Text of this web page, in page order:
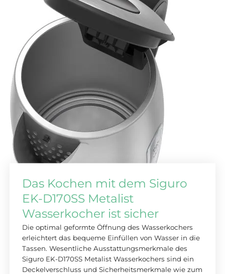
Das Kochen mit dem Siguro
EK-D170SS Metalist
Wasserkocher ist sicher
Die optimal geformte Öffnung des Wasserkochers
erleichtert das bequeme Einfüllen von Wasser in die
Tassen. Wesentliche Ausstattungsmerkmale des
Siguro EK-D170SS Metalist Wasserkochers sind ein
Deckelverschluss und Sicherheitsmerkmale wie zum